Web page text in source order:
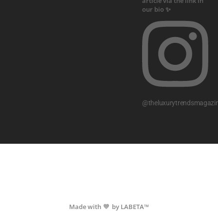
Made with 💙 by LABETA™